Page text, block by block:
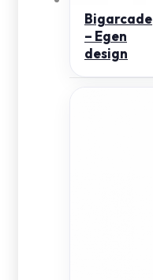
Bigarcade
– Egen
design